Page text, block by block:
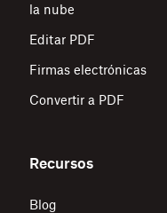
la nube
Editar PDF
Firmas electrónicas
Convertir a PDF
Recursos
Blog